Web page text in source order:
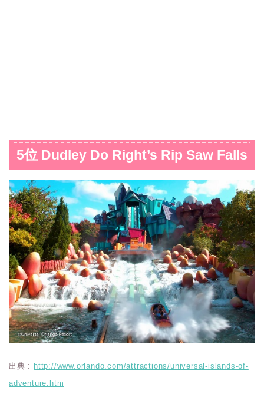
5位 Dudley Do Right’s Rip Saw Falls
出典 : http://www.orlando.com/attractions/universal-islands-of-
adventure.htm